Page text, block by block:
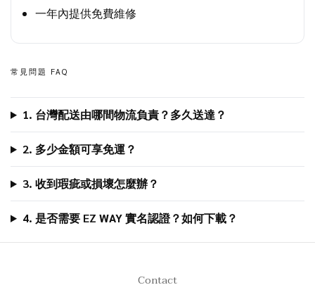
一年內提供免費維修
常見問題 FAQ
1. 台灣配送由哪間物流負責？多久送達？
2. 多少金額可享免運？
3. 收到瑕疵或損壞怎麼辦？
4. 是否需要 EZ WAY 實名認證？如何下載？
Contact